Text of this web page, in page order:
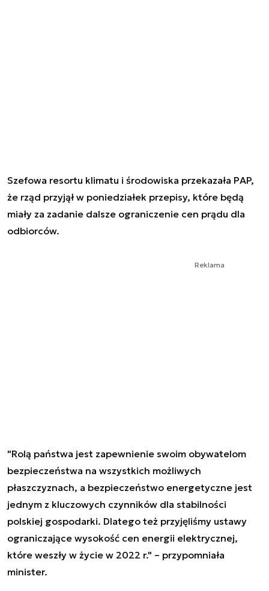
Szefowa resortu klimatu i środowiska przekazała PAP,
że rząd przyjął w poniedziałek przepisy, które będą
miały za zadanie dalsze ograniczenie cen prądu dla
odbiorców.
Reklama
"Rolą państwa jest zapewnienie swoim obywatelom
bezpieczeństwa na wszystkich możliwych
płaszczyznach, a bezpieczeństwo energetyczne jest
jednym z kluczowych czynników dla stabilności
polskiej gospodarki. Dlatego też przyjęliśmy ustawy
ograniczające wysokość cen energii elektrycznej,
które weszły w życie w 2022 r." – przypomniała
minister.